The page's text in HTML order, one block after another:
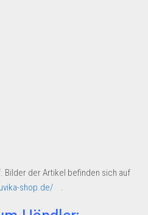
. Bilder der Artikel befinden sich auf
shop.de/